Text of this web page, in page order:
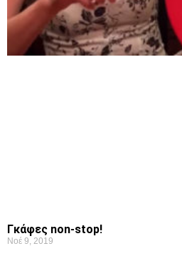
Γκάφες non-stop!
Νοέ 9, 2019